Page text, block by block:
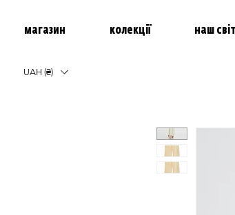
магазин колекції наш світ
UAH (₴)